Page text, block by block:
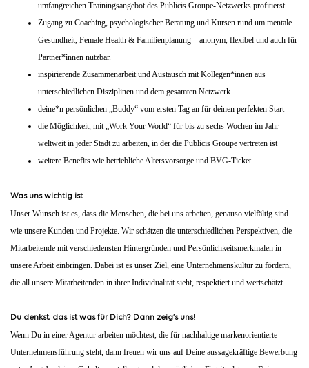
umfangreichen Trainingsangebot des Publicis Groupe-Netzwerks profitierst
Zugang zu Coaching, psychologischer Beratung und Kursen rund um mentale
Gesundheit, Female Health & Familienplanung – anonym, flexibel und auch für
Partner*innen nutzbar.
inspirierende Zusammenarbeit und Austausch mit Kollegen*innen aus
unterschiedlichen Disziplinen und dem gesamten Netzwerk
deine*n persönlichen „Buddy“ vom ersten Tag an für deinen perfekten Start
die Möglichkeit, mit „Work Your World“ für bis zu sechs Wochen im Jahr
weltweit in jeder Stadt zu arbeiten, in der die Publicis Groupe vertreten ist
weitere Benefits wie betriebliche Altersvorsorge und BVG-Ticket
Was uns wichtig ist
Unser Wunsch ist es, dass die Menschen, die bei uns arbeiten, genauso vielfältig sind
wie unsere Kunden und Projekte. Wir schätzen die unterschiedlichen Perspektiven, die
Mitarbeitende mit verschiedensten Hintergründen und Persönlichkeitsmerkmalen in
unsere Arbeit einbringen. Dabei ist es unser Ziel, eine Unternehmenskultur zu fördern,
die all unsere Mitarbeitenden in ihrer Individualität sieht, respektiert und wertschätzt.
Du denkst, das ist was für Dich? Dann zeig’s uns!
Wenn Du in einer Agentur arbeiten möchtest, die für nachhaltige markenorientierte
Unternehmensführung steht, dann freuen wir uns auf Deine aussagekräftige Bewerbung